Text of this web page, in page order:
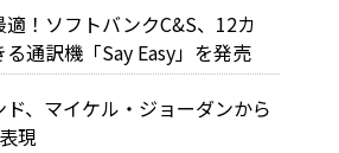
！ソフトバンクC&S、12カ
通訳機「Say Easy」を発売
、マイケル・ジョーダンから
現